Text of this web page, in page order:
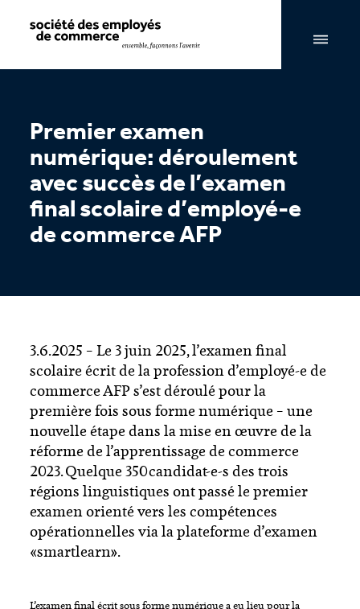
Premier examen
numérique: déroulement
avec succès de l’examen
final scolaire d’employé-e
de commerce AFP
​​3.6.2025 ​– Le 3 juin 2025, l’examen final
scolaire écrit de la profession d’employé-e de
commerce AFP s’est déroulé pour la
première fois sous forme numérique – une
nouvelle étape dans la mise en œuvre de la
réforme de l’apprentissage de commerce
2023. Quelque 350 candidat-e-s des trois
régions linguistiques ont passé le premier
examen orienté vers les compétences
opérationnelles via la plateforme d’examen
«smartlearn».
L’examen final écrit sous forme numérique a eu lieu pour la